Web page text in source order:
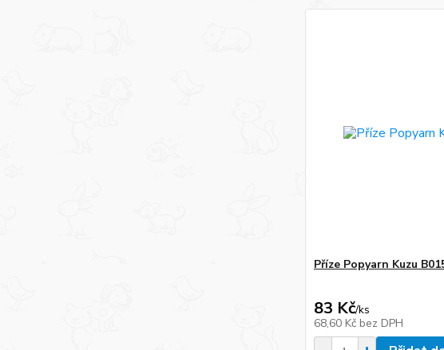
Příze Popyarn Kuzu
83 Kč/ks
68,60 Kč bez DPH